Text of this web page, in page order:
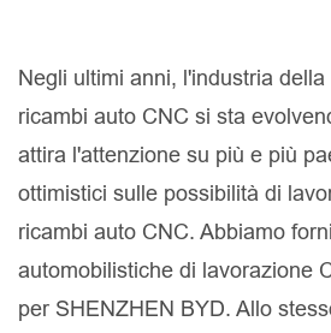
Negli ultimi anni, l'industria
ricambi auto CNC si sta
attira l'attenzione su più e più
ottimistici sulle possibilità di
ricambi auto CNC. Abbiamo
automobilistiche di lavorazione
per SHENZHEN BYD. Allo